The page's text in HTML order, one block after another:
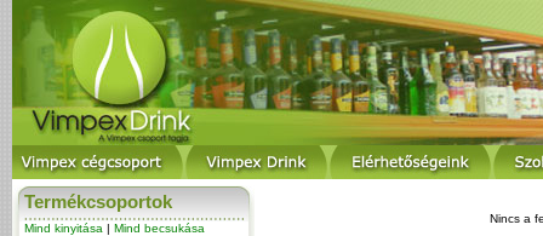
Termékcsoportok
Mind kinyitása | Mind becsukása
Nincs a